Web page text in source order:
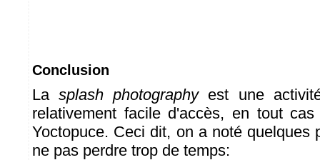
Conclusion
Lasplash photographyest une
relativement facile d'accès, en tout
Yoctopuce. Ceci dit, on a noté quelques
ne pas perdre trop de temps: